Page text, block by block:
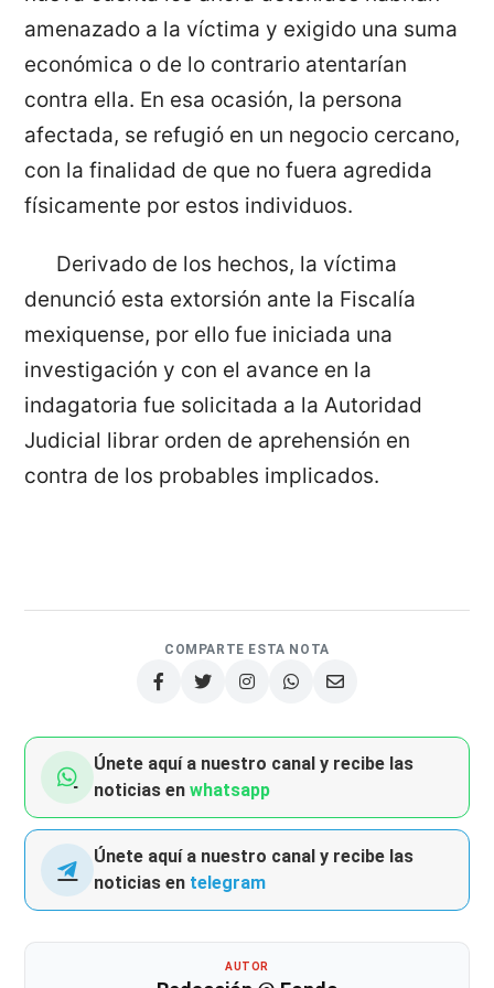
amenazado a la víctima y exigido una suma
económica o de lo contrario atentarían
contra ella. En esa ocasión, la persona
afectada, se refugió en un negocio cercano,
con la finalidad de que no fuera agredida
físicamente por estos individuos.
Derivado de los hechos, la víctima
denunció esta extorsión ante la Fiscalía
mexiquense, por ello fue iniciada una
investigación y con el avance en la
indagatoria fue solicitada a la Autoridad
Judicial librar orden de aprehensión en
contra de los probables implicados.
COMPARTE ESTA NOTA
Únete aquí a nuestro canal y recibe las
noticias enwhatsapp
Únete aquí a nuestro canal y recibe las
noticias en telegram
AUTOR